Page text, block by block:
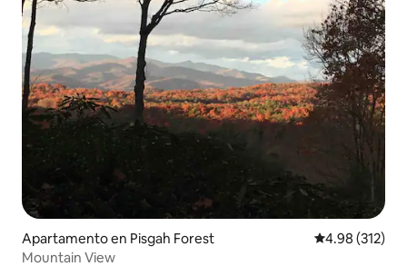
Apartamento en Pisgah Forest Calificación
4.98 (312)
Mountain View